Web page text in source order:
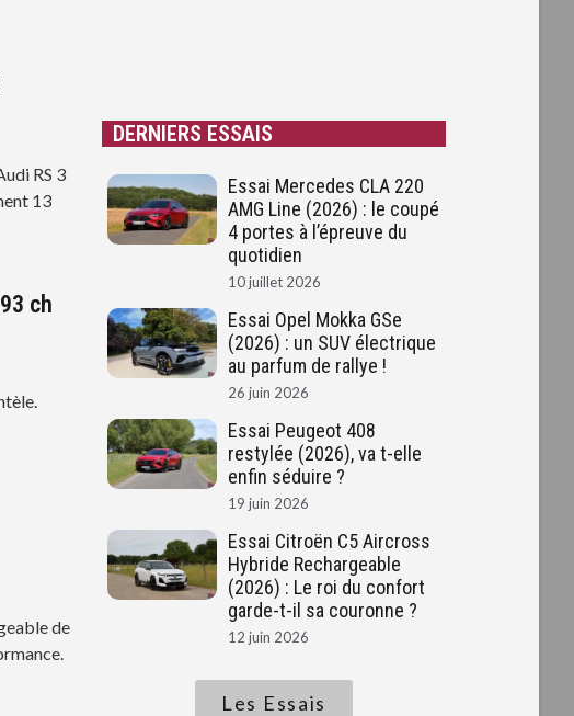
RS 3
13
ch
de
DERNIERS ESSAIS
Essai Mercedes CLA 220
AMG Line (2026) : le coupé
4 portes à l’épreuve du
quotidien
10 juillet 2026
Essai Opel Mokka GSe
(2026) : un SUV électrique
au parfum de rallye !
26 juin 2026
Essai Peugeot 408
restylée (2026), va t-elle
enfin séduire ?
19 juin 2026
Essai Citroën C5 Aircross
Hybride Rechargeable
(2026) : Le roi du confort
garde-t-il sa couronne ?
12 juin 2026
Les Essais